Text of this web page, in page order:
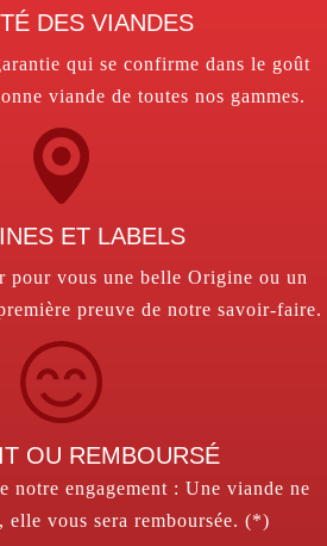
DES VIANDES
qui se confirme dans le goût
viande de toutes nos gammes.
ET LABELS
pour vous une belle Origine ou un
preuve de notre savoir-faire.
OU REMBOURSÉ
notre engagement : Une viande ne
elle vous sera remboursée. (*)